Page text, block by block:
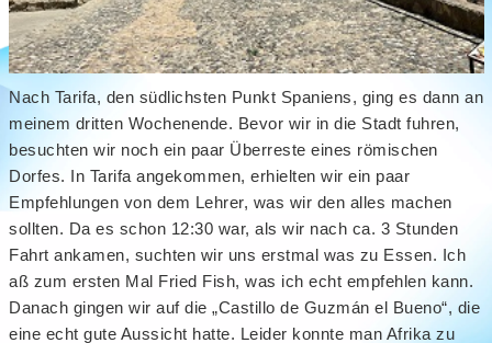
Nach Tarifa, den südlichsten Punkt Spaniens, ging es dann an
meinem dritten Wochenende. Bevor wir in die Stadt fuhren,
besuchten wir noch ein paar Überreste eines römischen
Dorfes. In Tarifa angekommen, erhielten wir ein paar
Empfehlungen von dem Lehrer, was wir den alles machen
sollten. Da es schon 12:30 war, als wir nach ca. 3 Stunden
Fahrt ankamen, suchten wir uns erstmal was zu Essen. Ich
aß zum ersten Mal Fried Fish, was ich echt empfehlen kann.
Danach gingen wir auf die „Castillo de Guzmán el Bueno“, die
eine echt gute Aussicht hatte. Leider konnte man Afrika zu